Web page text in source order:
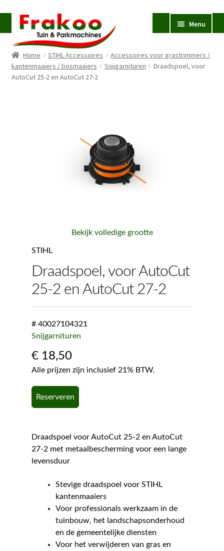
Ga
door
naar
navigatie
Ga
naar
de
inhoud
Menu
Homepage
Verkoop en Reparatie
Home STIHL Accessoires
Accessoires voor grastrimmers /
kantenmaaiers / bosmaaiers
Snijgarnituren
Draadspoel, voor
AutoCut 25-2 en AutoCut 27-2
Bekijk volledige grootte
STIHL
Draadspoel, voor AutoCut
25-2 en AutoCut 27-2
# 40027104321
Snijgarnituren
€18,50
Alle prijzen zijn inclusief 21% BTW.
Reserveren
Draadspoel voor AutoCut 25-2 en AutoCut
27-2 met metaalbescherming voor een lange
levensduur
Stevige draadspoel voor STIHL
kantenmaaiers
Voor professionals werkzaam in de
tuinbouw, het landschapsonderhoud
en de gemeentelijke diensten
Voor het verwijderen van gras en